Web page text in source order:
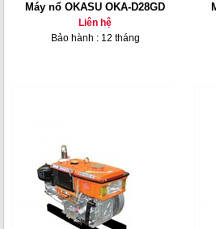
Máy nổ OKASU OKA-D28GD
Liên hệ
Bảo hành : 12 tháng